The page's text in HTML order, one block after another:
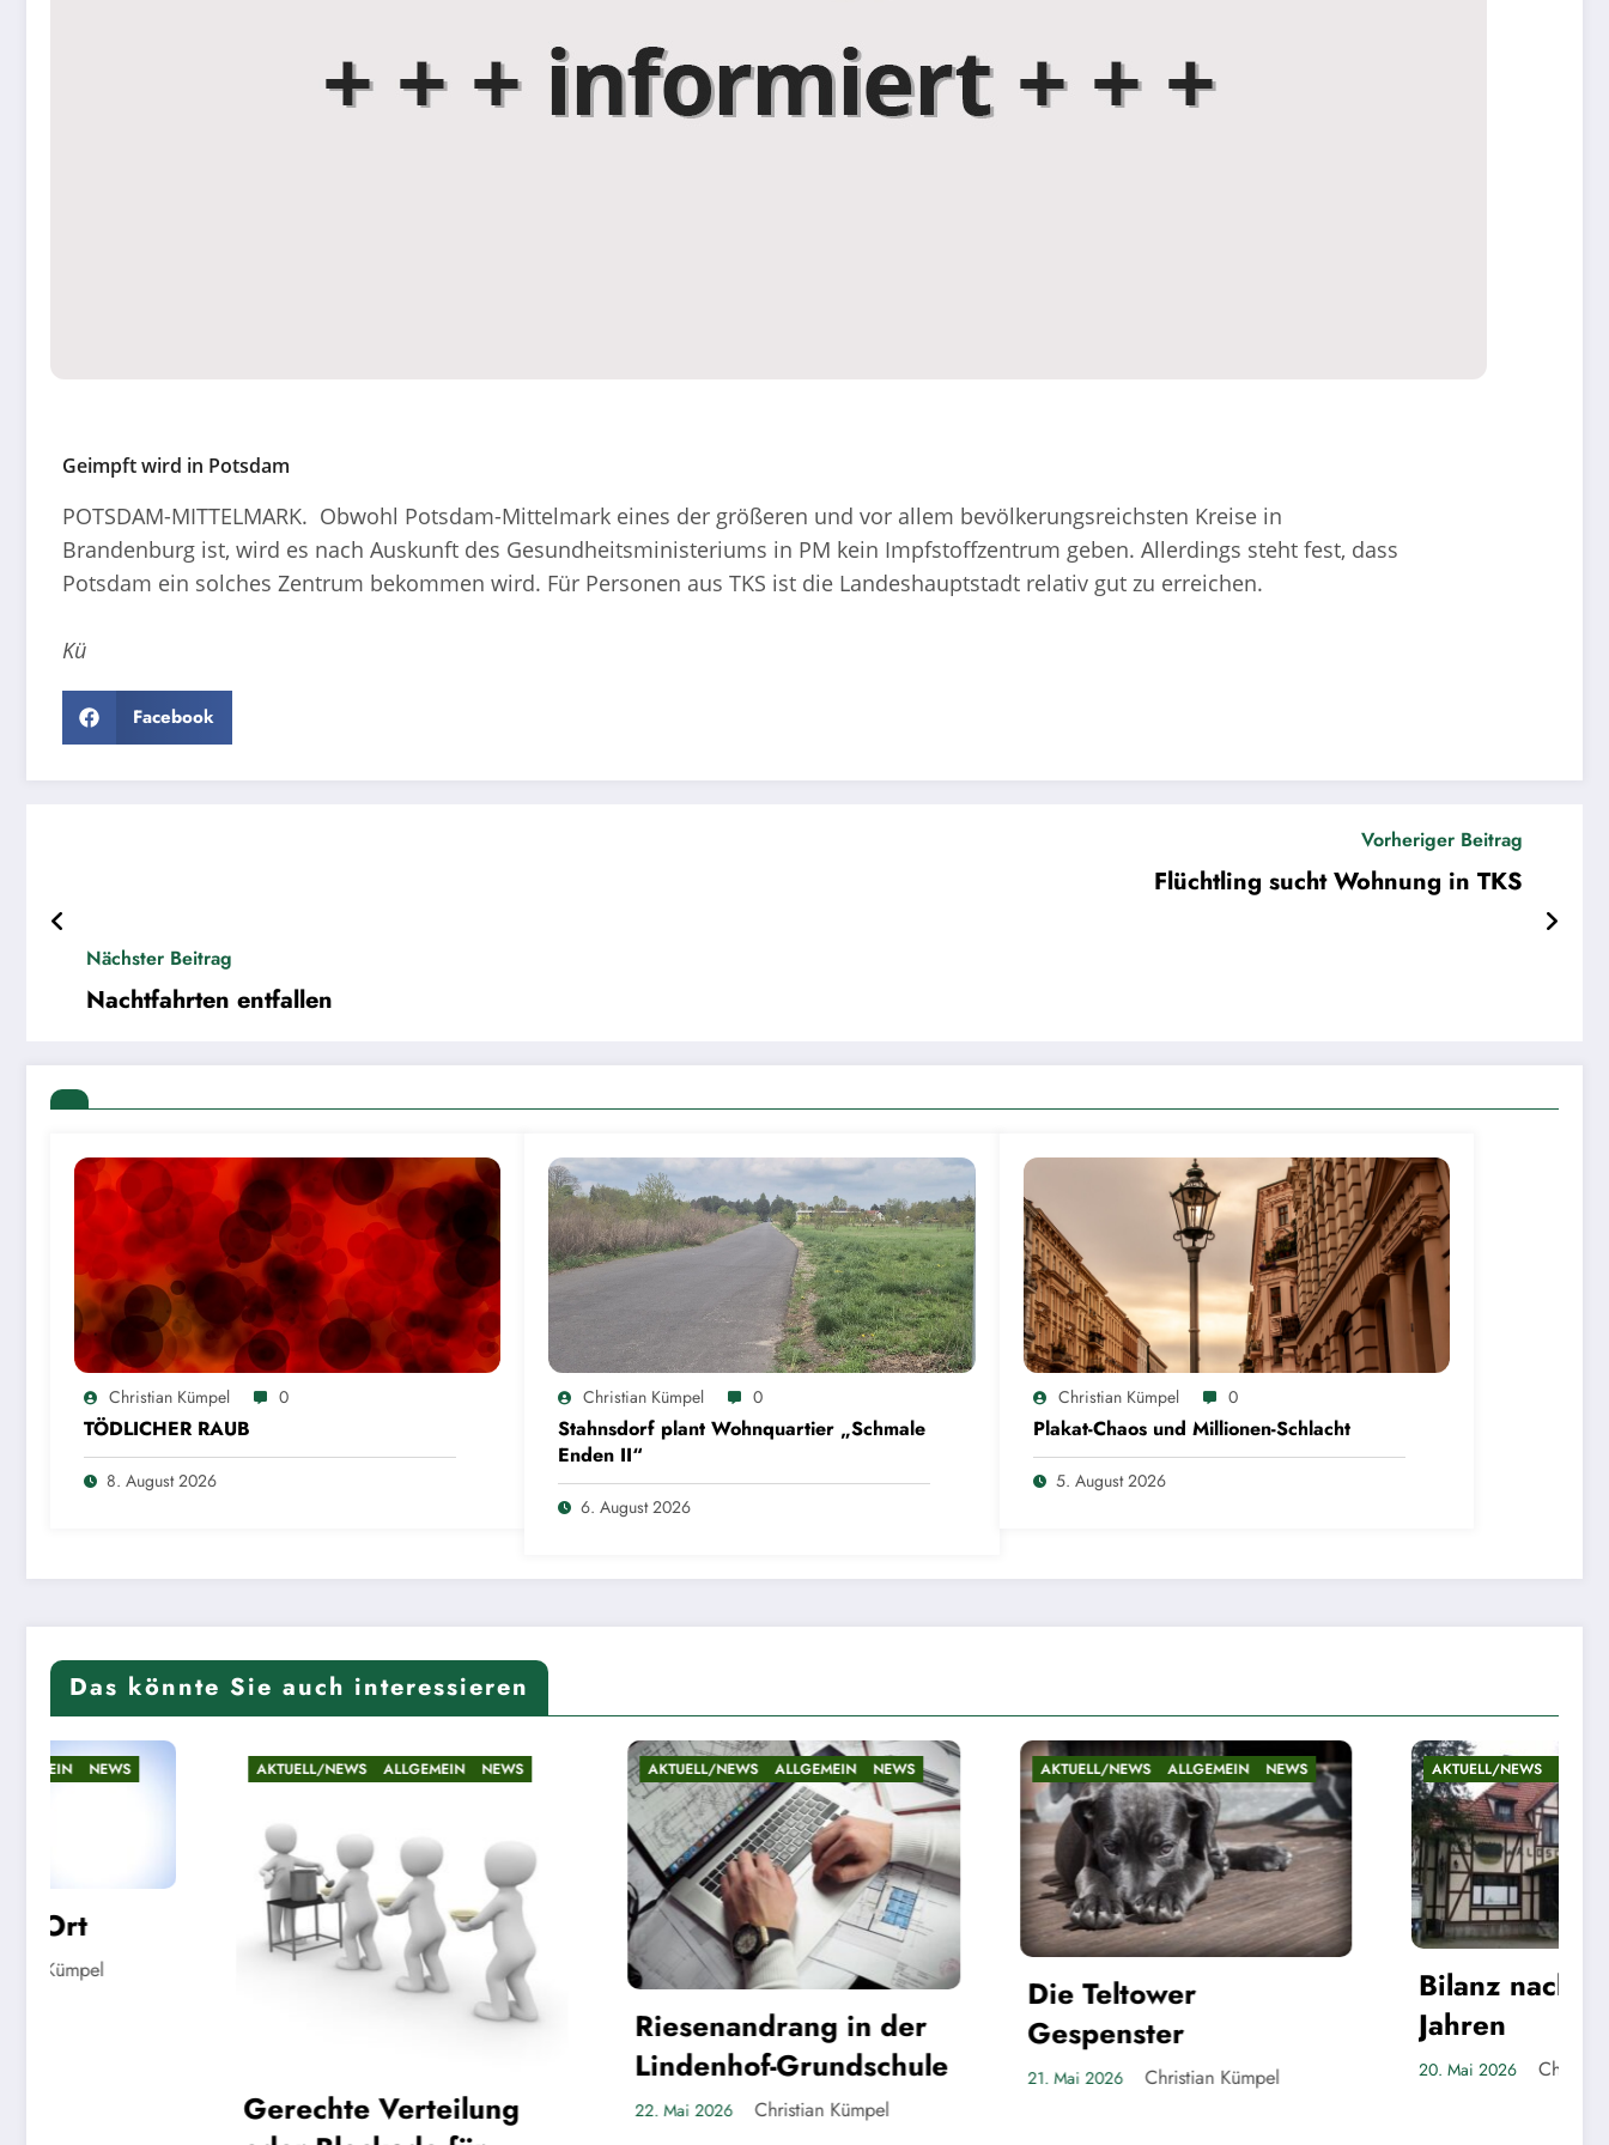
Geimpft wird in Potsdam
POTSDAM-MITTELMARK. Obwohl Potsdam-Mittelmark eines der größeren und vor allem bevölkerungsreichsten Kreise in
Brandenburg ist, wird es nach Auskunft des Gesundheitsministeriums in PM kein Impfstoffzentrum geben. Allerdings steht fest, dass
Potsdam ein solches Zentrum bekommen wird. Für Personen aus TKS ist die Landeshauptstadt relativ gut zu erreichen.
Kü
Facebook
Vorheriger Beitrag
Flüchtling sucht Wohnung in TKS
Nächster Beitrag
Nachtfahrten entfallen
Christian Kümpel 0
TÖDLICHER RAUB
8. August 2026
Christian Kümpel 0
Stahnsdorf plant Wohnquartier „Schmale
Enden II“
6. August 2026
Christian Kümpel 0
Plakat-Chaos und Millionen-Schlacht
5. August 2026
Das könnte Sie auch interessieren
AKTUELL/NEWS ALLGEMEIN NEWS
Gerechte Verteilung
AKTUELL/NEWS ALLGEMEIN NEWS
Riesenandrang in der
Lindenhof-Grundschule
22. Mai 2026 Christian Kümpel
AKTUELL/NEWS ALLGEMEIN NEWS
Die Teltower
Gespenster
21. Mai 2026 Christian Kümpel
AKTUELL/NEWS ALLGEMEIN NEWS
Bilanz nach fast fünf
20. Mai 2026 Christian Kümpel